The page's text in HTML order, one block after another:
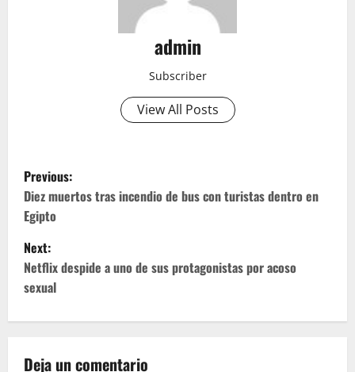
admin
Subscriber
View All Posts
P
o
s
t
n
Previous:
Diez muertos tras incendio de bus con turistas dentro en
Egipto
Next:
Netflix despide a uno de sus protagonistas por acoso
sexual
Deja un comentario